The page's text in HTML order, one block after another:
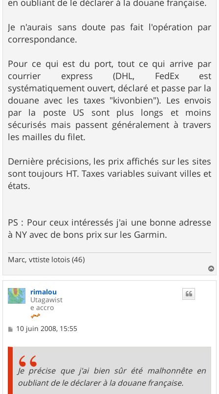
Je n'aurais sans doute pas fait l'opération par
correspondance.
Pour ce qui est du port, tout ce qui arrive par
courrier express (DHL, FedEx est
systématiquement ouvert, déclaré et passe par la
douane avec les taxes "kivonbien"). Les envois
par la poste US sont plus longs et moins
sécurisés mais passent généralement à travers
les mailles du filet.
Dernière précisions, les prix affichés sur les sites
sont toujours HT. Taxes variables suivant villes et
états.
PS : Pour ceux intéressés j'ai une bonne adresse
à NY avec de bons prix sur les Garmin.
Marc, vttiste lotois (46)
a
rimalou
Utagawist
e accro
M
e
10 juin 2008, 15:55
Je précise que j'ai bien sûr été malhonnête en
oubliant de le déclarer à la douane française.